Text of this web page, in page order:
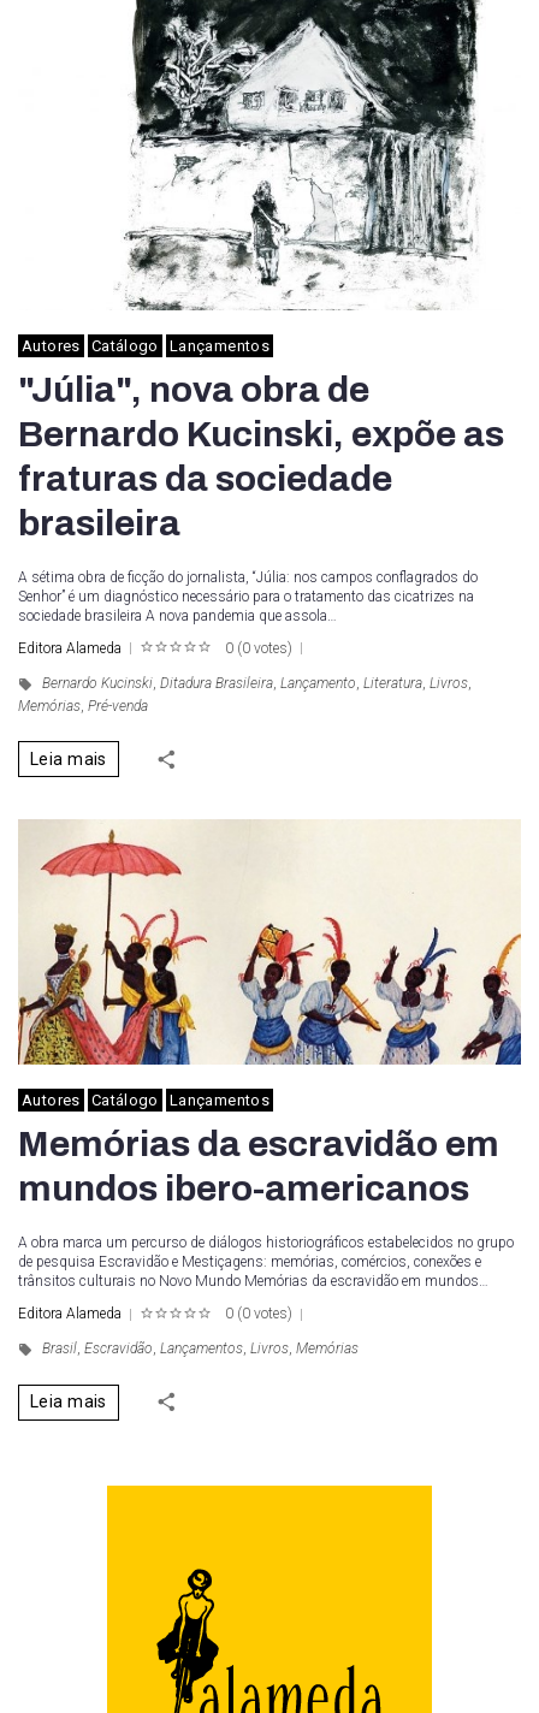
Autores Catálogo Lançamentos
"Júlia", nova obra de
Bernardo Kucinski, expõe as
fraturas da sociedade
brasileira
A sétima obra de ficção do jornalista, “Júlia: nos campos conflagrados do
Senhor” é um diagnóstico necessário para o tratamento das cicatrizes na
sociedade brasileira A nova pandemia que assola…
Editora Alameda
0 (0 votes)
Bernardo Kucinski, Ditadura Brasileira, Lançamento, Literatura, Livros,
Memórias, Pré-venda
Leia mais
Autores Catálogo Lançamentos
Memórias da escravidão em
mundos ibero-americanos
A obra marca um percurso de diálogos historiográficos estabelecidos no grupo
de pesquisa Escravidão e Mestiçagens: memórias, comércios, conexões e
trânsitos culturais no Novo Mundo Memórias da escravidão em mundos…
Editora Alameda
0 (0 votes)
Brasil, Escravidão, Lançamentos, Livros, Memórias
Leia mais